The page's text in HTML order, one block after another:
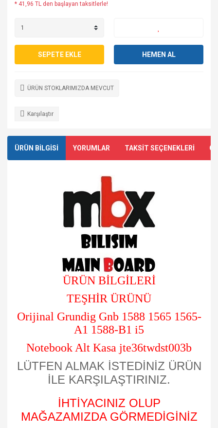
* 41,96 TL den başlayan taksitlerle!
SEPETE EKLE HEMEN AL
ÜRÜN STOKLARIMIZDA MEVCUT
Karşılaştır
ÜRÜN BİLGİSİ YORUMLAR TAKSİT SEÇENEKLERİ
ÜRÜN BİLGİLERİ
TEŞHİR ÜRÜNÜ
Orijinal Grundig Gnb 1588 1565 1565-
A1 1588-B1 i5
Notebook Alt Kasa jte36twdst003b
LÜTFEN ALMAK İSTEDİNİZ ÜRÜN
İLE KARŞILAŞTIRINIZ.
İHTİYACINIZ OLUP
MAĞAZAMIZDA GÖRMEDİGİNİZ